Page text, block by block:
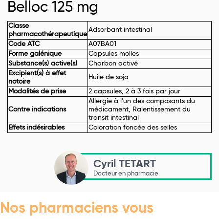
Belloc 125 mg
Classe
pharmacothérapeutique
Adsorbant intestinal
Code ATC
A07BA01
Forme galénique
Capsules molles
Substance(s) active(s)
Charbon activé
Excipient(s) à effet
notoire
Huile de soja
Modalités de prise 2 capsules, 2 à 3 fois par jour
Contre indications
Allergie à l'un des composants du
médicament, Ralentissement du
transit intestinal
Effets indésirables
Coloration foncée des selles
Cyril TETART
Docteur en pharmacie
Nos pharmaciens vous